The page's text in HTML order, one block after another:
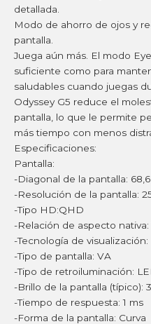
detallada.
Modo de ahorro de ojos y
pantalla.
Juega aún más. El modo
suficiente como para
saludables cuando juegas
Odyssey G5 reduce el
pantalla, lo que le permite
más tiempo con menos
Especificaciones:
Pantalla:
-Diagonal de la pantalla:
-Resolución de la pantalla:
-Tipo HD:QHD
-Relación de aspecto nativa:
-Tecnología de visualización:
-Tipo de pantalla: VA
-Tipo de retroiluminación:
-Brillo de la pantalla (típico):
-Tiempo de respuesta: 1 ms
-Forma de la pantalla: Curva